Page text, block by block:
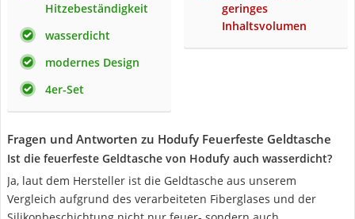
Hitzebeständigkeit
wasserdicht
modernes Design
4er-Set
geringes
Inhaltsvolumen
Fragen und Antworten zu Hodufy Feuerfeste Geldtasche
Ist die feuerfeste Geldtasche von Hodufy auch wasserdicht?
Ja, laut dem Hersteller ist die Geldtasche aus unserem
Vergleich aufgrund des verarbeiteten Fiberglases und der